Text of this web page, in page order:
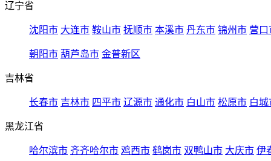
辽宁省
沈阳市 大连市 鞍山市 抚顺市 本溪市 丹东市 锦州市 营口
朝阳市 葫芦岛市 金普新区
吉林省
长春市 吉林市 四平市 辽源市 通化市 白山市 松原市 白城
黑龙江省
哈尔滨市 齐齐哈尔市 鸡西市 鹤岗市 双鸭山市 大庆市 伊